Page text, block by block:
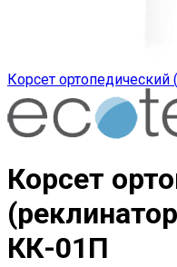
Корсет
Корсет
КК-01П